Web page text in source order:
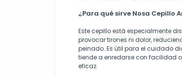
¿Para qué sirve Nosa Cepillo
Este cepillo está especialmente
provocar tirones ni dolor,
peinado. Es útil para el cuidado
tiende a enredarse con facilidad
eficaz.